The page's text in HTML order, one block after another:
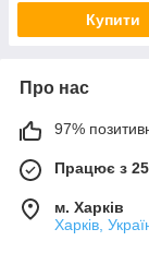
Купити
Про нас
97%
Працює з
м. Харків
Харків,